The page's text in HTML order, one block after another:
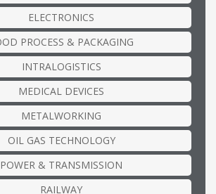
ELECTRONICS
PROCESS & PACKAGING
INTRALOGISTICS
MEDICAL DEVICES
METALWORKING
OIL GAS TECHNOLOGY
POWER & TRANSMISSION
RAILWAY